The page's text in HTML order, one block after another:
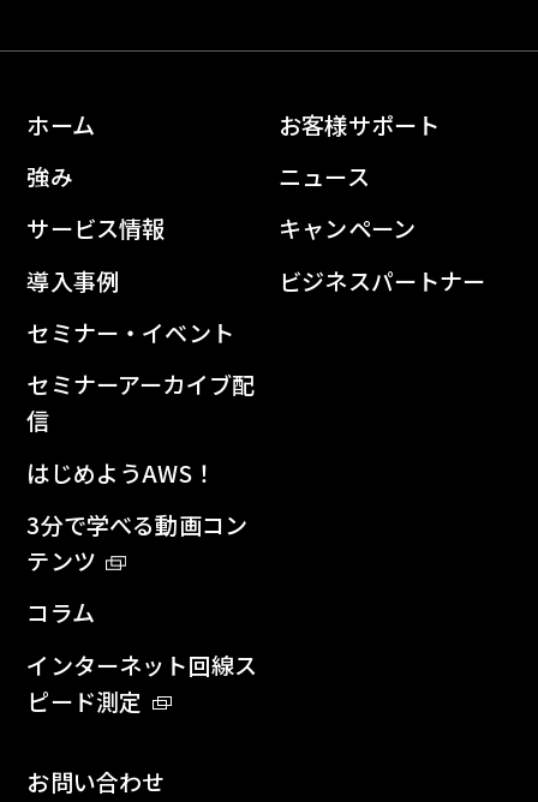
ホーム
強み
サービス情報
導入事例
セミナー・イベント
セミナーアーカイブ配
信
はじめようAWS！
3分で学べる動画コン
テンツ
コラム
インターネット回線ス
ピード測定
お客様サポート
ニュース
キャンペーン
ビジネスパートナー
お問い合わせ